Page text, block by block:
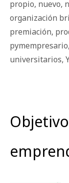
propio, nuevo,
organización
premiación,
pymempresario,
universitarios,